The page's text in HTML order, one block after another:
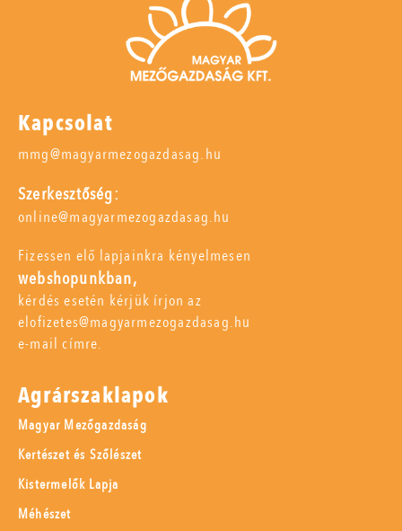
Kapcsolat
mmg@magyarmezogazdasag.hu
Szerkesztőség:
online@magyarmezogazdasag.hu
Fizessen elő lapjainkra kényelmesen
webshopunkban,
kérdés esetén kérjük írjon az
elofizetes@magyarmezogazdasag.hu
e-mail címre.
Agrárszaklapok
Magyar Mezőgazdaság
Kertészet és Szőlészet
Kistermelők Lapja
Méhészet